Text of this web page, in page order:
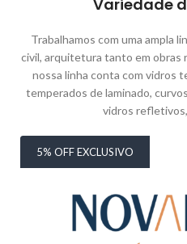
Variedade
Trabalhamos com uma ampla
civil, arquitetura tanto em obras
nossa linha conta com vidros
temperados de laminado,
vidros
5% OFF EXCLUSIVO